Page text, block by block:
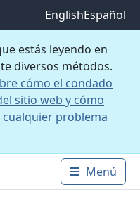
EnglishEspañol
estás leyendo en
diversos métodos.
cómo el condado
sitio web y cómo
problema
Main
Menú